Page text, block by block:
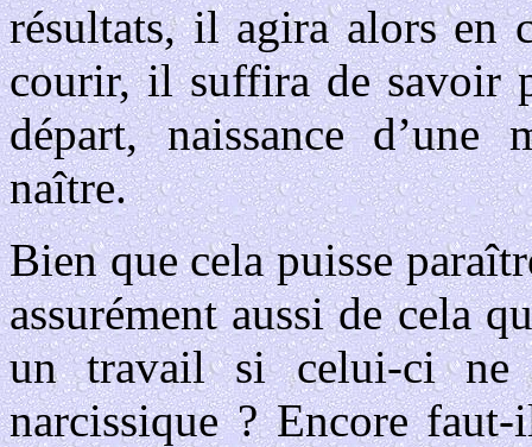
résultats, il agira alors en
courir, il suffira de savoir
départ, naissance d’une
naître.
Bien que cela puisse
assurément aussi de cela
un travail si celui-ci ne
narcissique ? Encore